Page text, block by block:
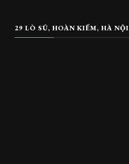
29 LÒ SŨ, HOÀN KIẾM, HÀ NỘI